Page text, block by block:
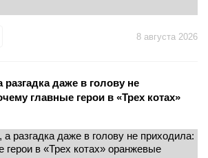
8 августа 2026
разгадка даже в голову не
главные герои в «Трех котах»